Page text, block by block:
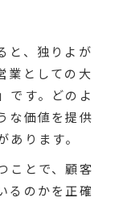
と、独りよが
業としての大
です。どのよ
な価値を提供
ります。
ことで、顧客
るのかを正確